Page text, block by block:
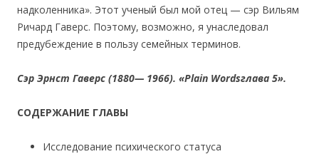
надколенника». Этот ученый был мой отец — сэр Вильям
Ричард Гаверс. Поэтому, возможно, я унаследовал
предубеждение в пользу семейных терминов.
Сэр Эрнст Гаверс (1880— 1966). «Plain Wordsглава 5».
СОДЕРЖАНИЕ ГЛАВЫ
Исследование психического статуса